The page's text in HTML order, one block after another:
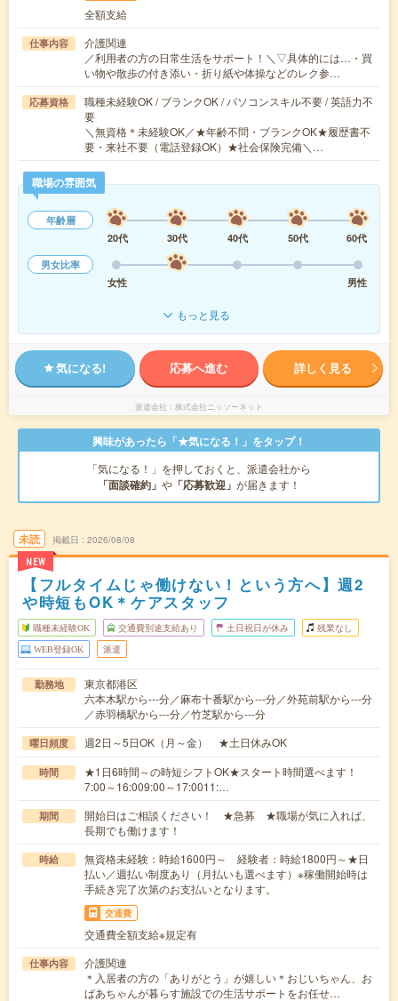
全額支給
仕事内容
介護関連
／利用者の方の日常生活をサポート！＼▽具体的には…・買
い物や散歩の付き添い・折り紙や体操などのレク参…
応募資格
職種未経験OK / ブランクOK / パソコンスキル不要 / 英語力不
要
＼無資格＊未経験OK／★年齢不問・ブランクOK★履歴書不
要・来社不要（電話登録OK）★社会保険完備＼…
職場の雰囲気
年齢層
20代
30代 40代 50代
60代
男女比率
女性
男性
もっと見る
気になる! 応募へ進む 詳しく見る
派遣会社 株式会社ニッソーネット
興味があったら「★気になる！」をタップ！
「気になる！」を押しておくと、派遣会社から
「面談確約」 や 「応募歓迎」 が届きます！
未読
NEW
掲載日 2026/08/08
【フルタイムじゃ働けない！という方へ】週2
や時短もOK＊ケアスタッフ
職種未経験OK 交通費別途支給あり 土日祝日が休み 残業なし
WEB登録OK 派遣
勤務地
東京都港区
六本木駅から---分／麻布十番駅から---分／外苑前駅から---分
／赤羽橋駅から---分／竹芝駅から---分
曜日頻度 週2日～5日OK（月～金） ★土日休みOK
時間
★1日6時間～の時短シフトOK★スタート時間選べます！
7:00～16:009:00～17:0011:…
期間
開始日はご相談ください！ ★急募 ★職場が気に入れば、
長期でも働けます！
時給
無資格未経験：時給1600円～ 経験者：時給1800円～★日
払い／週払い制度あり（月払いも選べます）※稼働開始時は
手続き完了次第のお支払いとなります。
交通費
交通費全額支給※規定有
仕事内容
介護関連
＊入居者の方の「ありがとう」が嬉しい＊おじいちゃん、お
ばあちゃんが暮らす施設での生活サポートをお任せ…